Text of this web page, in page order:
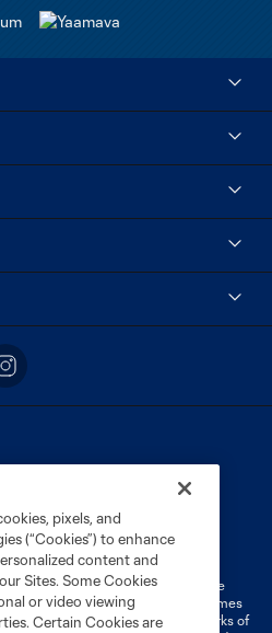
Information
Cookies Settings
and MLS name and shield are
Soccer, L.L.C. (“MLS”). The names
and/or common law trademarks of
pixels, and
(“Cookies”) to enhance
content and
Sites. Some Cookies
or video viewing
Certain Cookies are